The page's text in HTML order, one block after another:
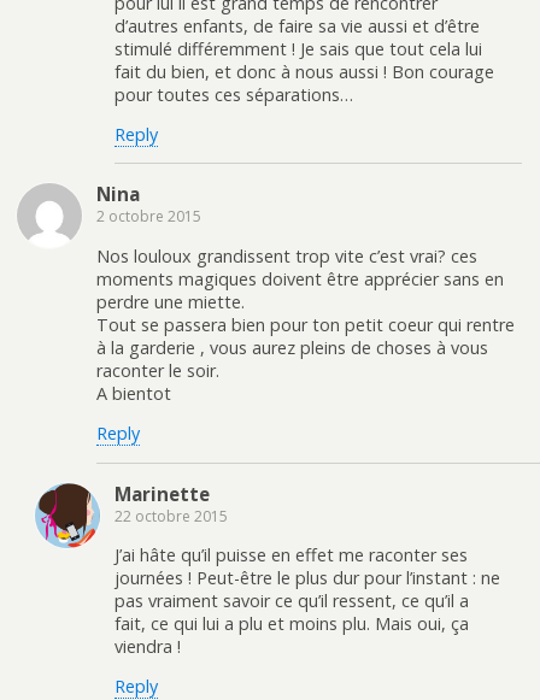
d’autres enfants, de faire sa vie aussi et d’être
stimulé différemment ! Je sais que tout cela lui
fait du bien, et donc à nous aussi ! Bon courage
pour toutes ces séparations…
Reply
Nina
2 octobre 2015
Nos louloux grandissent trop vite c’est vrai? ces
moments magiques doivent être apprécier sans en
perdre une miette.
Tout se passera bien pour ton petit coeur qui rentre
à la garderie , vous aurez pleins de choses à vous
raconter le soir.
A bientot
Reply
Marinette
22 octobre 2015
J’ai hâte qu’il puisse en effet me raconter ses
journées ! Peut-être le plus dur pour l’instant : ne
pas vraiment savoir ce qu’il ressent, ce qu’il a
fait, ce qui lui a plu et moins plu. Mais oui, ça
viendra !
Reply